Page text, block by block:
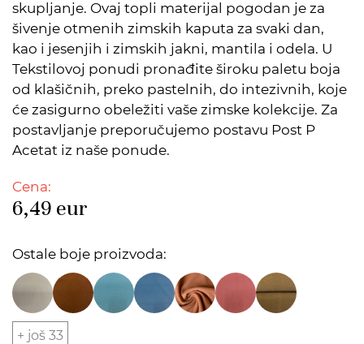
skupljanje. Ovaj topli materijal pogodan je za
šivenje otmenih zimskih kaputa za svaki dan,
kao i jesenjih i zimskih jakni, mantila i odela. U
Tekstilovoj ponudi pronađite široku paletu boja
od klašičnih, preko pastelnih, do intezivnih, koje
će zasigurno obeležiti vaše zimske kolekcije. Za
postavljanje preporučujemo postavu Post P
Acetat iz naše ponude.
Cena:
6,49 eur
Ostale boje proizvoda:
+ još 33